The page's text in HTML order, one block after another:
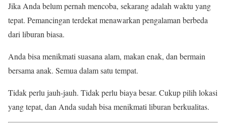
Jika Anda belum pernah mencoba, sekarang adalah waktu yang
tepat. Pemancingan terdekat menawarkan pengalaman berbeda
dari liburan biasa.
Anda bisa menikmati suasana alam, makan enak, dan bermain
bersama anak. Semua dalam satu tempat.
Tidak perlu jauh-jauh. Tidak perlu biaya besar. Cukup pilih lokasi
yang tepat, dan Anda sudah bisa menikmati liburan berkualitas.